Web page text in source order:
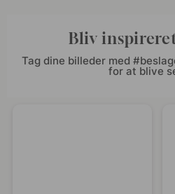
Bliv
Tag dine billeder med
for at blive